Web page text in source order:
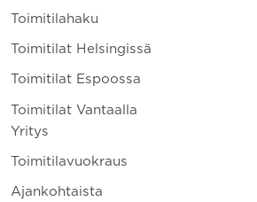
Toimitilahaku
Toimitilat Helsingissä
Toimitilat Espoossa
Toimitilat Vantaalla
Yritys
Toimitilavuokraus
Ajankohtaista